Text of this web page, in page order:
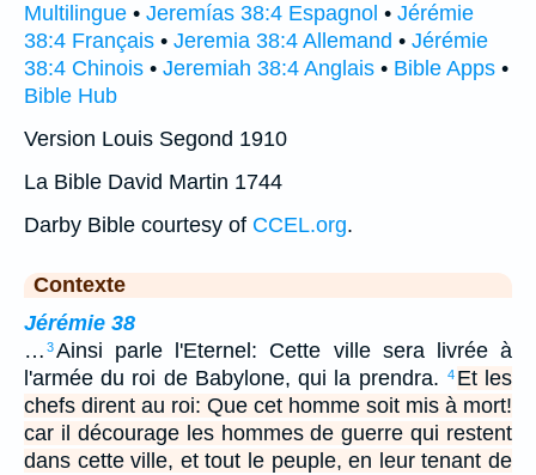
Multilingue • Jeremías 38:4 Espagnol • Jérémie
38:4 Français • Jeremia 38:4 Allemand • Jérémie
38:4 Chinois • Jeremiah 38:4 Anglais • Bible Apps •
Bible Hub
Version Louis Segond 1910
La Bible David Martin 1744
Darby Bible courtesy of CCEL.org.
Contexte
Jérémie 38
… 3Ainsi parle l'Eternel: Cette ville sera livrée à
l'armée du roi de Babylone, qui la prendra.
4 Et les
chefs dirent au roi: Que cet homme soit mis à mort!
car il décourage les hommes de guerre qui restent
dans cette ville, et tout le peuple, en leur tenant de